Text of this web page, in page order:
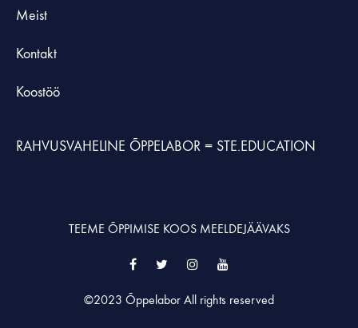
Meist
Kontakt
Koostöö
RAHVUSVAHELINE ÕPPELABOR = STE.EDUCATION
©2023 Õppelabor All rights reserved
TEEME ÕPPIMISE KOOS MEELDEJÄÄVAKS
FacebookTwitterInstagram